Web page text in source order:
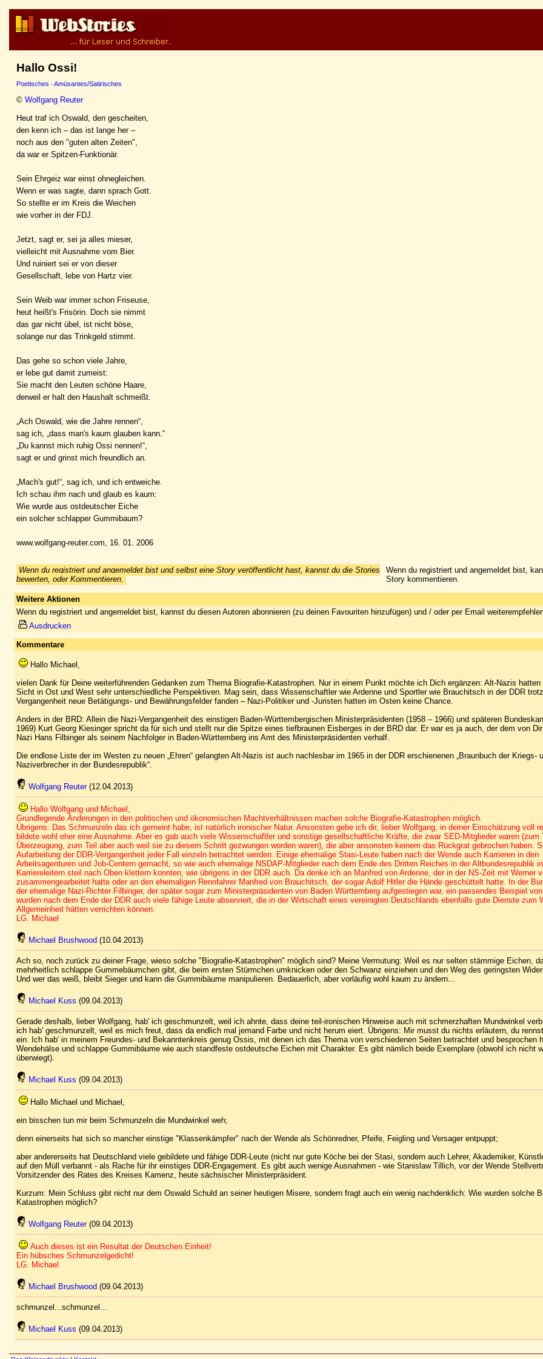
Hallo Ossi!
Poetisches · Amüsantes/Satirisches
© Wolfgang Reuter
Heut traf ich Oswald, den gescheiten,
den kenn ich – das ist lange her –
noch aus den "guten alten Zeiten",
da war er Spitzen-Funktionär.
Sein Ehrgeiz war einst ohnegleichen.
Wenn er was sagte, dann sprach Gott.
So stellte er im Kreis die Weichen
wie vorher in der FDJ.
Jetzt, sagt er, sei ja alles mieser,
vielleicht mit Ausnahme vom Bier.
Und ruiniert sei er von dieser
Gesellschaft, lebe von Hartz vier.
Sein Weib war immer schon Friseuse,
heut heißt's Frisörin. Doch sie nimmt
das gar nicht übel, ist nicht böse,
solange nur das Trinkgeld stimmt.
Das gehe so schon viele Jahre,
er lebe gut damit zumeist:
Sie macht den Leuten schöne Haare,
derweil er halt den Haushalt schmeißt.
„Ach Oswald, wie die Jahre rennen“,
sag ich, „dass man's kaum glauben kann.“
„Du kannst mich ruhig Ossi nennen!“,
sagt er und grinst mich freundlich an.
„Mach's gut!“, sag ich, und ich entweiche.
Ich schau ihm nach und glaub es kaum:
Wie wurde aus ostdeutscher Eiche
ein solcher schlapper Gummibaum?
www.wolfgang-reuter.com, 16. 01. 2006
Wenn du registriert und angemeldet bist und selbst eine Story veröffentlicht hast, kannst du die Stories
bewerten, oder Kommentieren.
Wenn du registriert und angemeldet bist,
Story kommentieren.
Weitere Aktionen
Wenn du registriert und angemeldet bist, kannst du diesen Autoren abonnieren (zu deinen Favouriten hinzufügen) und / oder per Email
Ausdrucken
Kommentare
Hallo Michael,
vielen Dank für Deine weiterführenden Gedanken zum Thema Biografie-Katastrophen. Nur in einem Punkt möchte ich Dich ergänzen: Alt-Nazis hatten
Sicht in Ost und West sehr unterschiedliche Perspektiven. Mag sein, dass Wissenschaftler wie Ardenne und Sportler wie Brauchitsch in der DDR trotz
Vergangenheit neue Betätigungs- und Bewährungsfelder fanden – Nazi-Politiker und -Juristen hatten im Osten keine Chance.
Anders in der BRD: Allein die Nazi-Vergangenheit des einstigen Baden-Württembergischen Ministerpräsidenten (1958 – 1966) und späteren
1969) Kurt Georg Kiesinger spricht da für sich und stellt nur die Spitze eines tiefbraunen Eisberges in der BRD dar. Er war es ja auch, der dem von
Nazi Hans Filbinger als seinem Nachfolger in Baden-Württemberg ins Amt des Ministerpräsidenten verhalf.
Die endlose Liste der im Westen zu neuen „Ehren“ gelangten Alt-Nazis ist auch nachlesbar im 1965 in der DDR erschienenen „Braunbuch der Kriegs-
Naziverbrecher in der Bundesrepublik“.
Wolfgang Reuter(12.04.2013)
Hallo Wolfgang und Michael,
Grundlegende Änderungen in den politischen und ökonomischen Machtverhältnissen machen solche Biografie-Katastrophen möglich.
Übrigens: Das Schmunzeln das ich gemeint habe, ist natürlich ironischer Natur. Ansonsten gebe ich dir, lieber Wolfgang, in deiner Einschätzung voll
bildete wohl eher eine Ausnahme. Aber es gab auch viele Wissenschaftler und sonstige gesellschaftliche Kräfte, die zwar SED-Mitglieder waren (zum
Überzeugung, zum Teil aber auch weil sie zu diesem Schritt gezwungen worden waren), die aber ansonsten keinem das Rückgrat gebrochen haben.
Aufarbeitung der DDR-Vergangenheit jeder Fall einzeln betrachtet werden. Einige ehemalige Stasi-Leute haben nach der Wende auch Karrieren in den
Arbeitsagenturen und Job-Centern gemacht, so wie auch ehemalige NSDAP-Mitglieder nach dem Ende des Dritten Reiches in der Altbundesrepublik
Karriereleitern steil nach Oben klettern konnten, wie übrigens in der DDR auch. Da denke ich an Manfred von Ardenne, der in der NS-Zeit mit Werner
zusammengearbeitet hatte oder an den ehemaligen Rennfahrer Manfred von Brauchitsch, der sogar Adolf Hitler die Hände geschüttelt hatte. In der
der ehemalige Nazi-Richter Filbinger, der später sogar zum Ministerpräsidenten von Baden Württemberg aufgestiegen war, ein passendes Beispiel
wurden nach dem Ende der DDR auch viele fähige Leute abserviert, die in der Wirtschaft eines vereinigten Deutschlands ebenfalls gute Dienste zum
Allgemeinheit hätten verrichten können.
LG. Michael
Michael Brushwood (10.04.2013)
Ach so, noch zurück zu deiner Frage, wieso solche "Biografie-Katastrophen" möglich sind? Meine Vermutung: Weil es nur selten stämmige Eichen,
mehrheitlich schlappe Gummebäumchen gibt, die beim ersten Stürmchen umknicken oder den Schwanz einziehen und den Weg des geringsten
Und wer das weiß, bleibt Sieger und kann die Gummibäume manipulieren. Bedauerlich, aber vorläufig wohl kaum zu ändern...
Michael Kuss (09.04.2013)
Gerade deshalb, lieber Wolfgang, hab' ich geschmunzelt, weil ich ahnte, dass deine teil-ironischen Hinweise auch mit schmerzhaften Mundwinkel
ich hab' geschmunzelt, weil es mich freut, dass da endlich mal jemand Farbe und nicht herum eiert. Übrigens: Mir musst du nichts erläutern, du
ein. Ich hab' in meinem Freundes- und Bekanntenkreis genug Ossis, mit denen ich das Thema von verschiedenen Seiten betrachtet und besprochen
Wendehälse und schlappe Gummibäume wie auch standfeste ostdeutsche Eichen mit Charakter. Es gibt nämlich beide Exemplare (obwohl ich nicht
überwiegt).
Michael Kuss (09.04.2013)
Hallo Michael und Michael,
ein bisschen tun mir beim Schmunzeln die Mundwinkel weh;
denn einerseits hat sich so mancher einstige "Klassenkämpfer" nach der Wende als Schönredner, Pfeife, Feigling und Versager entpuppt;
aber andererseits hat Deutschland viele gebildete und fähige DDR-Leute (nicht nur gute Köche bei der Stasi, sondern auch Lehrer, Akademiker,
auf den Müll verbannt - als Rache für ihr einstiges DDR-Engagement. Es gibt auch wenige Ausnahmen - wie Stanislaw Tillich, vor der Wende
Vorsitzender des Rates des Kreises Kamenz, heute sächsischer Ministerpräsident.
Kurzum: Mein Schluss gibt nicht nur dem Oswald Schuld an seiner heutigen Misere, sondern fragt auch ein wenig nachdenklich: Wie wurden solche
Katastrophen möglich?
Wolfgang Reuter(09.04.2013)
Auch dieses ist ein Resultat der Deutschen Einheit!
Ein hübsches Schmunzelgedicht!
LG. Michael
Michael Brushwood (09.04.2013)
schmunzel...schmunzel...
Michael Kuss (09.04.2013)